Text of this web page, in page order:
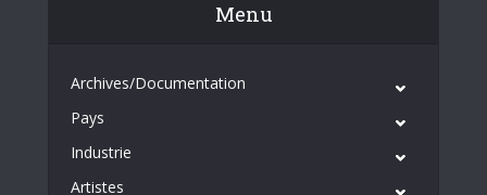
Menu
Archives/Documentation
Pays
Industrie
Artistes